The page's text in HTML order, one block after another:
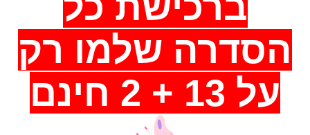
הסדרה שלמו רק
על 13 + 2 חינם